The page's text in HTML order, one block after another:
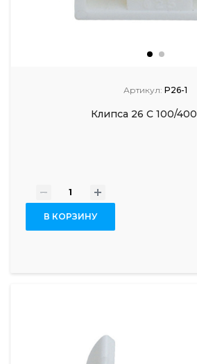
Артикул: P26-1
Клипса 26 С 100/
- +
В КОРЗИНУ